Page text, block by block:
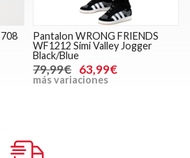
Pantalon WRONG FRIENDS
WF1212 Simi Valley Jogger
Black/Blue
79,99€ 63,99€
más variaciones